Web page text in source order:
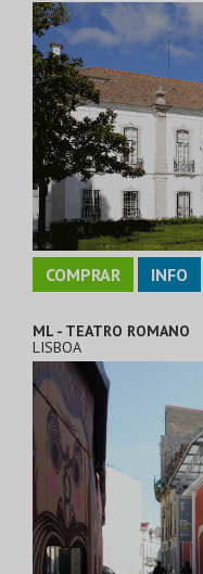
COMPRAR INFO
ML - TEATRO ROMANO
LISBOA